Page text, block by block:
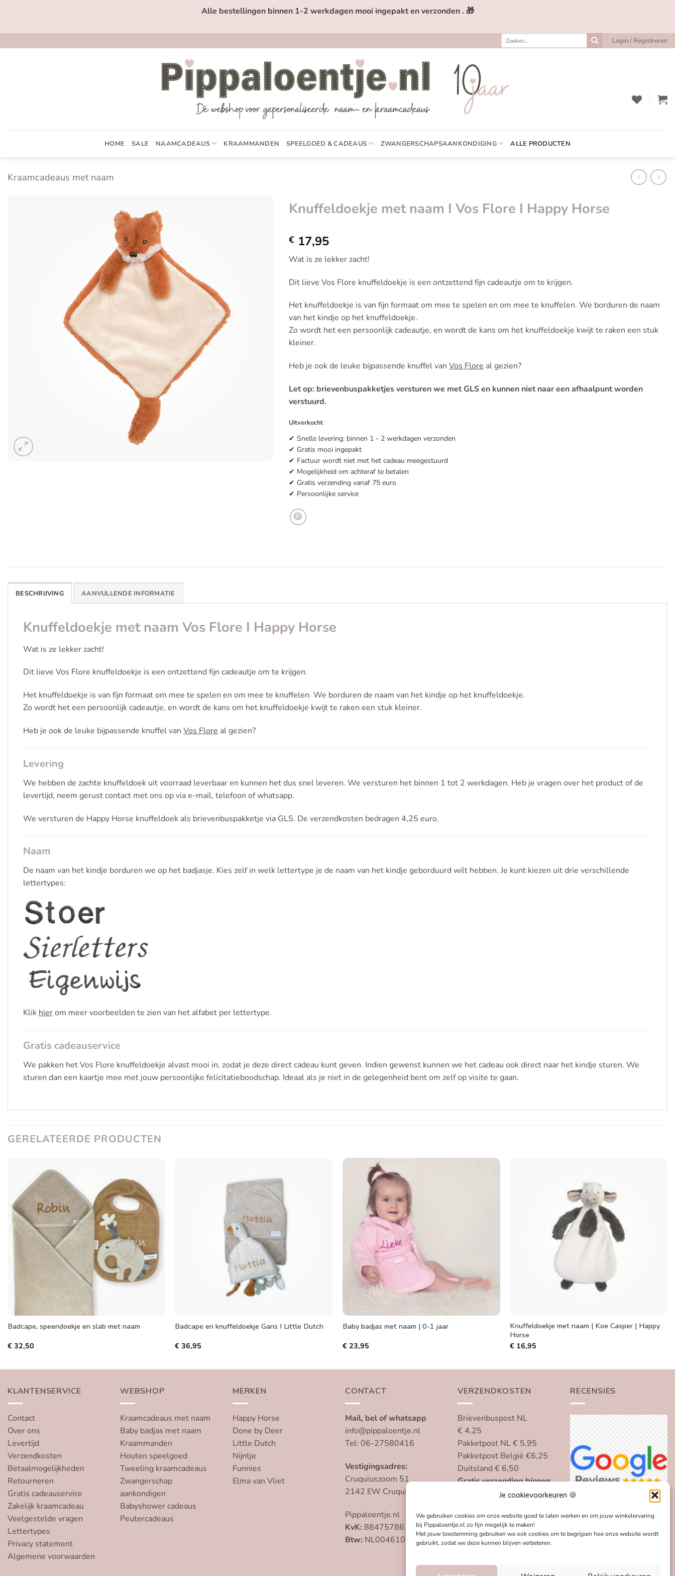
Je cookievoorkeuren 🍪
We gebruiken cookies om onze website goed te laten werken en om jouw winkelervaring
bij Pippaloentje.nl zo fijn mogelijk te maken!
Met jouw toestemming gebruiken we ook cookies om te begrijpen hoe onze website wordt
gebruikt, zodat we deze kunnen blijven verbeteren.
inhoud
Alle bestellingen binnen 1-2 werkdagen mooi ingepakt en verzonden . 🎁
Zoeken
naar:
Login / Registreren
HOME SALE NAAMCADEAUS KRAAMMANDEN SPEELGOED & CADEAUS ZWANGERSCHAPSAANKONDIGING ALLE PRODUCTEN
Kraamcadeaus met naam
Knuffeldoekje met naam I Vos Flore I Happy Horse
€ 17,95
Wat is ze lekker zacht!
Dit lieve Vos Flore knuffeldoekje is een ontzettend fijn cadeautje om te krijgen.
Het knuffeldoekje is van fijn formaat om mee te spelen en om mee te knuffelen. We borduren de naam
van het kindje op het knuffeldoekje.
Zo wordt het een persoonlijk cadeautje, en wordt de kans om het knuffeldoekje kwijt te raken een stuk
kleiner.
Heb je ook de leuke bijpassende knuffel van Vos Flore al gezien?
Let op: brievenbuspakketjes versturen we met GLS en kunnen niet naar een afhaalpunt worden
verstuurd.
Uitverkocht
✔ Snelle levering: binnen 1 - 2 werkdagen verzonden
✔ Gratis mooi ingepakt
✔ Factuur wordt niet met het cadeau meegestuurd
✔ Mogelijkheid om achteraf te betalen
✔ Gratis verzending vanaf 75 euro
✔ Persoonlijke service
BESCHRIJVING AANVULLENDE INFORMATIE
Knuffeldoekje met naam Vos Flore I Happy Horse
Wat is ze lekker zacht!
Dit lieve Vos Flore knuffeldoekje is een ontzettend fijn cadeautje om te krijgen.
Het knuffeldoekje is van fijn formaat om mee te spelen en om mee te knuffelen. We borduren de naam van het kindje op het knuffeldoekje.
Zo wordt het een persoonlijk cadeautje, en wordt de kans om het knuffeldoekje kwijt te raken een stuk kleiner.
Heb je ook de leuke bijpassende knuffel van Vos Flore al gezien?
Levering
We hebben de zachte knuffeldoek uit voorraad leverbaar en kunnen het dus snel leveren. We versturen het binnen 1 tot 2 werkdagen. Heb je vragen over het product of de
levertijd, neem gerust contact met ons op via e-mail, telefoon of whatsapp.
We versturen de Happy Horse knuffeldoek als brievenbuspakketje via GLS. De verzendkosten bedragen 4,25 euro.
Naam
De naam van het kindje borduren we op het badjasje. Kies zelf in welk lettertype je de naam van het kindje geborduurd wilt hebben. Je kunt kiezen uit drie verschillende
lettertypes:
Klik hierom meer voorbeelden te zien van het alfabet per lettertype.
Gratis cadeauservice
We pakken het Vos Flore knuffeldoekje alvast mooi in, zodat je deze direct cadeau kunt geven. Indien gewenst kunnen we het cadeau ook direct naar het kindje sturen. We
sturen dan een kaartje mee met jouw persoonlijke felicitatieboodschap. Ideaal als je niet in de gelegenheid bent om zelf op visite te gaan.
GERELATEERDE PRODUCTEN
Toevoegen
aan
verlanglijst
Badcape, speendoekje en slab met naam
€32,50
Badcape en knuffeldoekje Gans I Little Dutch
€ 36,95
Baby badjas met naam | 0-1 jaar
€23,95
Knuffeldoekje met naam | Koe Casper | Happy
Horse
€ 16,95
KLANTENSERVICE
Contact
Over ons
Levertijd
Verzendkosten
Betaalmogelijkheden
Retourneren
Gratis cadeauservice
Zakelijk kraamcadeau
Veelgestelde vragen
Lettertypes
Privacy statement
Algemene voorwaarden
WEBSHOP
Kraamcadeaus met naam
Baby badjas met naam
Kraammanden
Houten speelgoed
Tweeling kraamcadeaus
Zwangerschap
aankondigen
Babyshower cadeaus
Peutercadeaus
MERKEN
Happy Horse
Done by Deer
Little Dutch
Nijntje
Funnies
Elma van Vliet
CONTACT
Mail, bel of whatsapp
info@pippaloentje.nl
Tel: 06-27580416
Vestigingsadres:
Cruquiuszoom 51
2142 EW Cruquius
Pippaloentje.nl
KvK: 88475786
Btw: NL004610959B79
VERZENDKOSTEN
Brievenbuspost NL
€ 4,25
Pakketpost NL € 5,95
Pakketpost België €6,25
Duitsland € 6,50
Gratis verzending binnen
Nederland, België en
RECENSIES